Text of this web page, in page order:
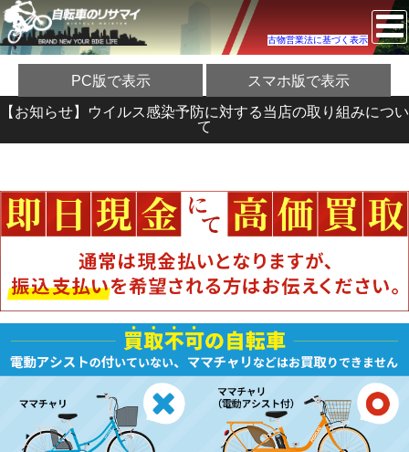
古物営業法に基づく表示
PC版で表示 スマホ版で表示
【お知らせ】ウイルス感染予防に対する当店の取り組みについ
て